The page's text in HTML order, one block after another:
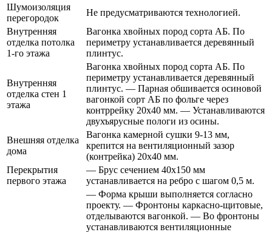
Шумоизоляция
перегородок
Не предусматриваются технологией.
Внутренняя
отделка потолка
1-го этажа
Вагонка хвойных пород сорта АБ. По
периметру устанавливается деревянный
плинтус.
Внутренняя
отделка стен 1
этажа
Вагонка хвойных пород сорта АБ. По
периметру устанавливается деревянный
плинтус. — Парная обшивается осиновой
вагонкой сорт АБ по фольге через
контррейку 20х40 мм. — Устанавливаются
двухъярусные пологи из осины.
Внешняя отделка
дома
Вагонка камерной сушки 9-13 мм,
крепится на вентиляционный зазор
(контрейка) 20х40 мм.
Перекрытия
первого этажа
— Брус сечением 40х150 мм
устанавливается на ребро с шагом 0,5 м.
— Форма крыши выполняется согласно
проекту. — Фронтоны каркасно-щитовые,
отделываются вагонкой. — Во фронтоны
устанавливаются вентиляционные